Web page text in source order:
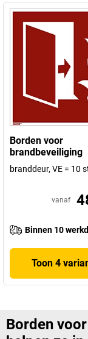
Borden voor
brandbeveiliging
branddeur, VE = 10
vanaf
Binnen 10
Toon 4
Borden